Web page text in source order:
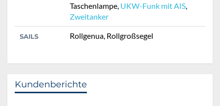
Taschenlampe, UKW-Funk mit AIS
Zweitanker
SAILS Rollgenua, Rollgroßsegel
Kundenberichte